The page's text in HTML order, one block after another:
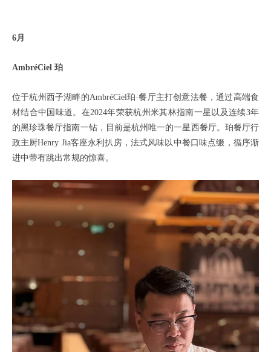
6月
AmbréCiel 珀
位于杭州西子湖畔的AmbréCiel珀·餐厅主打创意法餐，通过高端食
材结合中国味道。在2024年荣获杭州米其林指南一星以及连续3年
的黑珍珠餐厅指南一钻，目前是杭州唯一的一星西餐厅。珀餐厅行
政主厨Henry Jia客座永利扒房，法式风味以中餐口味点缀，循序渐
进中带有跳出常规的惊喜。‍‍‍‍‍‍‍‍‍